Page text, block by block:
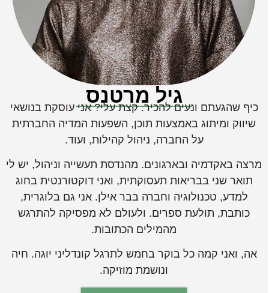
גיל מרטנס
שהגעתם ונעים להכיר. קצת עלי? אני עוסקת בנושאי
שיווק ומיתוג באמצעות תוכן, השפעות המדיה החברתית
על החברה, ניהול קהילות, ועוד.
באקדמיה ובארגונים. מהנדסת תעשייה וניהול, יש לי
תואר שני בבריאות תעסוקתית, ואני דוקטורנטית בחוג
למדע, טכנולוגיה וחברה בבר אילן. אני גם בלוגרית,
כותבת, תולעת ספרים. ולעולם לא מפסיקה להתרגש
מהמילים הכתובות.
אה, ואני קמה כל בוקר בחמש לתרגל קונדליני יוגה. חיה
ונושמת מוזיקה.